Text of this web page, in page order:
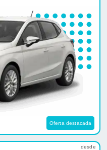
Oferta destacada
desde